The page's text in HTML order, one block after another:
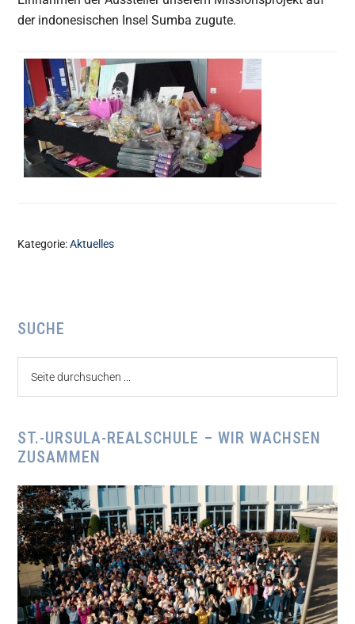
der indonesischen Insel Sumba zugute.
Kategorie:Aktuelles
Seitenspalte
SUCHE
ST.-URSULA-REALSCHULE – WIR WACHSEN
ZUSAMMEN